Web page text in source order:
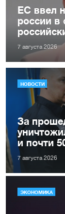
ЕС ввел
россии в
7 августа 2026
НОВОСТИ
За
и почти
7 августа 2026
ЭКОНОМИКА